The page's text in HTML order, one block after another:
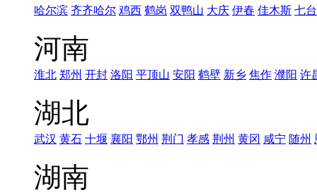
哈尔滨 齐齐哈尔 鸡西 鹤岗 双鸭山 大庆 伊春 佳木斯 七
河南
淮北 郑州 开封 洛阳 平顶山 安阳 鹤壁 新乡 焦作 濮阳 许
湖北
武汉 黄石 十堰 襄阳 鄂州 荆门 孝感 荆州 黄冈 咸宁 随州
湖南